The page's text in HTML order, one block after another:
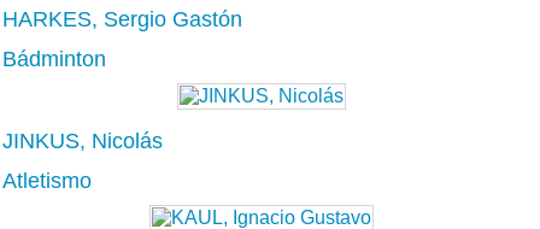
HARKES, Sergio Gastón
Bádminton
JINKUS, Nicolás
Atletismo